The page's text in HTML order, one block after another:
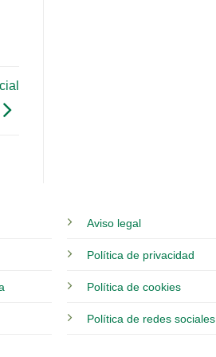
Aviso legal
Política de privacidad
Política de cookies
Política de redes sociales